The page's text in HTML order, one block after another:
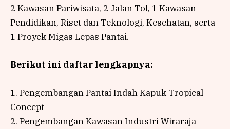
2 Kawasan Pariwisata, 2 Jalan Tol, 1 Kawasan
Pendidikan, Riset dan Teknologi, Kesehatan, serta
1 Proyek Migas Lepas Pantai.
Berikut ini daftar lengkapnya:
1. Pengembangan Pantai Indah Kapuk Tropical
Concept
2. Pengembangan Kawasan Industri Wiraraja